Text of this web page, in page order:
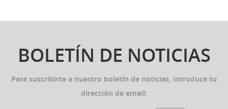
BOLETÍN DE NOTICIAS
Para suscribirte a nuestro boletín de noticias, introduce tu
dirección de email: